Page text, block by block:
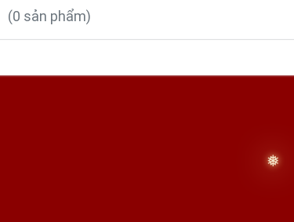
(0 sản phẩm)